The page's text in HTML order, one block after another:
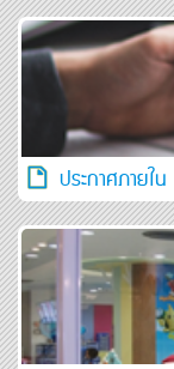
ประกาศภายใน